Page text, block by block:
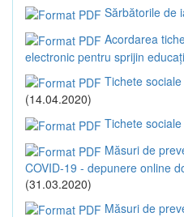
Sărbătorile de
Acordarea
electronic pentru sprijin
Tichete
(14.04.2020)
Tichete
Măsuri de
COVID-19 - depunere online
(31.03.2020)
Măsuri de